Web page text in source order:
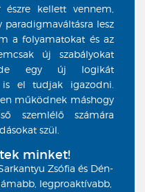
kellett vennem,
lesz
a folyamatokat és az
új szabályokat
de egy új logikát
el tudjak igazodni.
működnek máshogy
szemlélő számára
szül.
minket!
Zsófia és Dén-
legproaktívabb,